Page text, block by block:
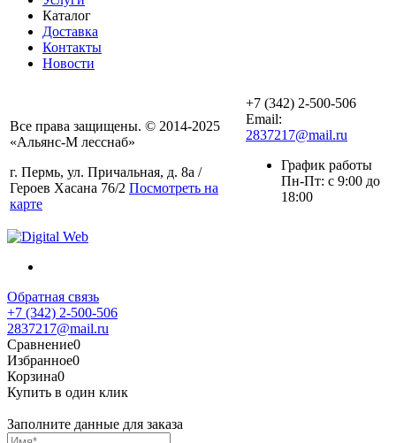
Каталог
Доставка
Контакты
Новости
Все права защищены. © 2014-2025
«Альянс-М лесснаб»
г. Пермь, ул. Причальная, д. 8а /
Героев Хасана 76/2 Посмотреть на
карте
+7 (342) 2-500-506
Email:
2837217@mail.ru
График работы
Пн-Пт: с 9:00 до
18:00
Обратная связь
+7 (342) 2-500-506
2837217@mail.ru
Сравнение0
Избранное0
Корзина0
Купить в один клик
Заполните данные для заказа